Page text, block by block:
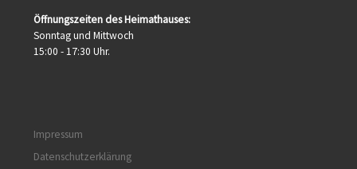
Öffnungszeiten des Heimathauses:
Sonntag und Mittwoch
15:00 - 17:30 Uhr.
Impressum
Datenschutzerklärung